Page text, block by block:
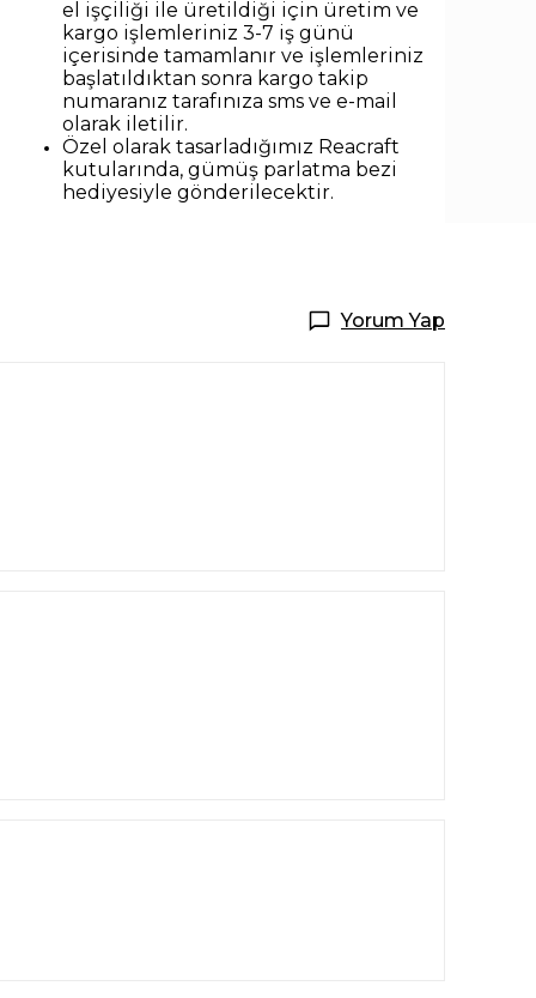
el işçiliği ile üretildiği için üretim ve
kargo işlemleriniz 3-7 iş günü
içerisinde tamamlanır ve işlemleriniz
başlatıldıktan sonra kargo takip
numaranız tarafınıza sms ve e-mail
olarak iletilir.
Özel olarak tasarladığımız Reacraft
kutularında, gümüş parlatma bezi
hediyesiyle gönderilecektir.
Yorum Yap